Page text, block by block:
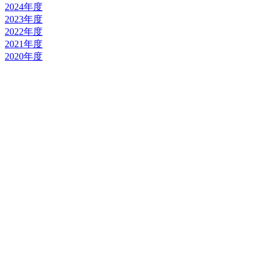
2024年度
2023年度
2022年度
2021年度
2020年度